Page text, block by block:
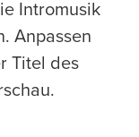
Intromusik
Anpassen
Titel des